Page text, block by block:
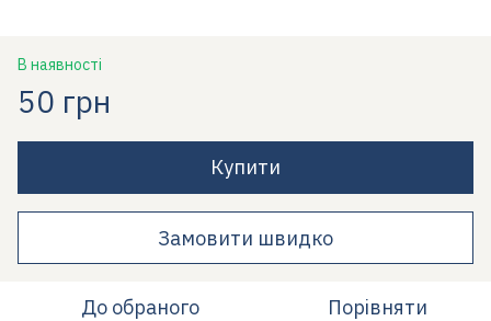
В наявності
50 грн
Купити
Замовити швидко
До обраного Порівняти